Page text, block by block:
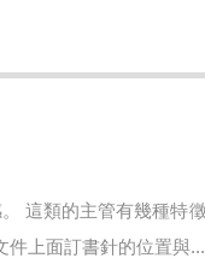
這類的主管有幾種特
件上面訂書針的位置與...